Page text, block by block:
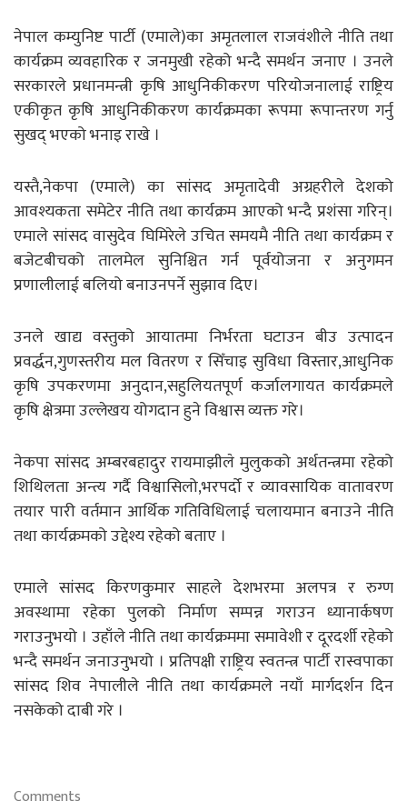
नेपाल कम्युनिष्ट पार्टी (एमाले)का अमृतलाल राजवंशीले नीति तथा
कार्यक्रम व्यवहारिक र जनमुखी रहेको भन्दै समर्थन जनाए । उनले
सरकारले प्रधानमन्त्री कृषि आधुनिकीकरण परियोजनालाई राष्ट्रिय
एकीकृत कृषि आधुनिकीकरण कार्यक्रमका रूपमा रूपान्तरण गर्नु
सुखद् भएको भनाइ राखे ।
यस्तै,नेकपा (एमाले) का सांसद अमृतादेवी अग्रहरीले देशको
आवश्यकता समेटेर नीति तथा कार्यक्रम आएको भन्दै प्रशंसा गरिन्।
एमाले सांसद वासुदेव घिमिरेले उचित समयमै नीति तथा कार्यक्रम र
बजेटबीचको तालमेल सुनिश्चित गर्न पूर्वयोजना र अनुगमन
प्रणालीलाई बलियो बनाउनपर्ने सुझाव दिए।
उनले खाद्य वस्तुको आयातमा निर्भरता घटाउन बीउ उत्पादन
प्रवर्द्धन,गुणस्तरीय मल वितरण र सिँचाइ सुविधा विस्तार,आधुनिक
कृषि उपकरणमा अनुदान,सहुलियतपूर्ण कर्जालगायत कार्यक्रमले
कृषि क्षेत्रमा उल्लेखय योगदान हुने विश्वास व्यक्त गरे।
नेकपा सांसद अम्बरबहादुर रायमाझीले मुलुकको अर्थतन्त्रमा रहेको
शिथिलता अन्त्य गर्दै विश्वासिलो,भरपर्दो र व्यावसायिक वातावरण
तयार पारी वर्तमान आर्थिक गतिविधिलाई चलायमान बनाउने नीति
तथा कार्यक्रमको उद्देश्य रहेको बताए ।
एमाले सांसद किरणकुमार साहले देशभरमा अलपत्र र रुग्ण
अवस्थामा रहेका पुलको निर्माण सम्पन्न गराउन ध्यानार्कषण
गराउनुभयो । उहाँले नीति तथा कार्यक्रममा समावेशी र दूरदर्शी रहेको
भन्दै समर्थन जनाउनुभयो । प्रतिपक्षी राष्ट्रिय स्वतन्त्र पार्टी रास्वपाका
सांसद शिव नेपालीले नीति तथा कार्यक्रमले नयाँ मार्गदर्शन दिन
नसकेको दाबी गरे ।
Comments